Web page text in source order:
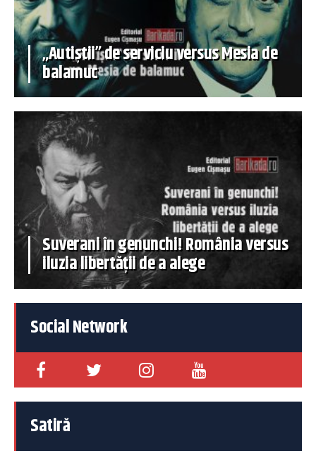
„Autiștii” de serviciu versus Mesia de
balamuc
Suverani în genunchi! România versus
iluzia libertății de a alege
Social Network
Satiră